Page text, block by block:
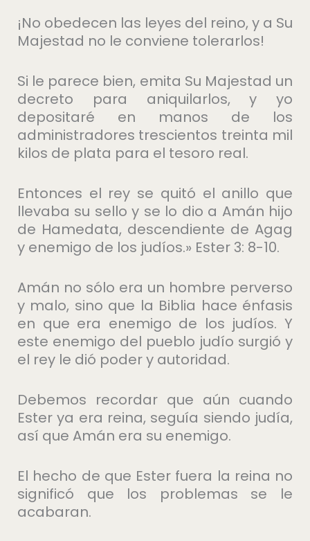
¡No obedecen las leyes del reino, y a Su
Majestad no le conviene tolerarlos!
Si le parece bien, emita Su Majestad un
decreto para aniquilarlos, y yo
depositaré en manos de los
administradores trescientos treinta mil
kilos de plata para el tesoro real.
Entonces el rey se quitó el anillo que
llevaba su sello y se lo dio a Amán hijo
de Hamedata, descendiente de Agag
y enemigo de los judíos.» Ester 3: 8-10.
Amán no sólo era un hombre perverso
y malo, sino que la Biblia hace énfasis
en que era enemigo de los judíos. Y
este enemigo del pueblo judío surgió y
el rey le dió poder y autoridad.
Debemos recordar que aún cuando
Ester ya era reina, seguía siendo judía,
así que Amán era su enemigo.
El hecho de que Ester fuera la reina no
significó que los problemas se le
acabaran.